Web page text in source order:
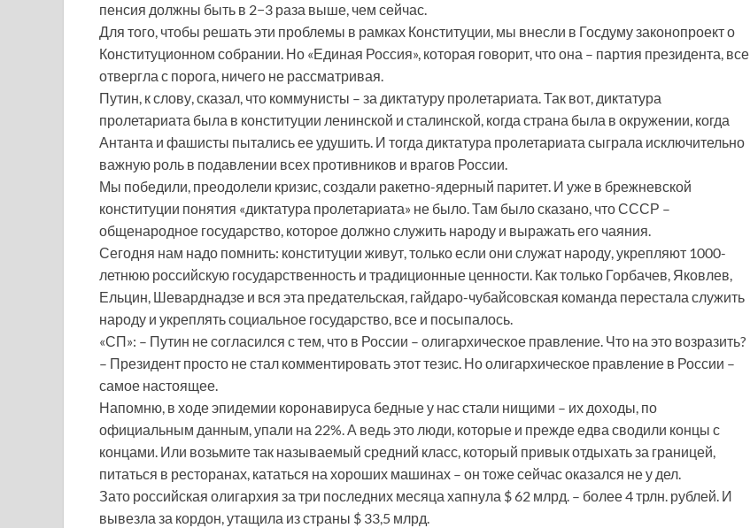
пенсия должны быть в 2−3 раза выше, чем сейчас.
Для того, чтобы решать эти проблемы в рамках Конституции, мы внесли в Госдуму законопроект о
Конституционном собрании. Но «Единая Россия», которая говорит, что она – партия президента, все
отвергла с порога, ничего не рассматривая.
Путин, к слову, сказал, что коммунисты – за диктатуру пролетариата. Так вот, диктатура
пролетариата была в конституции ленинской и сталинской, когда страна была в окружении, когда
Антанта и фашисты пытались ее удушить. И тогда диктатура пролетариата сыграла исключительно
важную роль в подавлении всех противников и врагов России.
Мы победили, преодолели кризис, создали ракетно-ядерный паритет. И уже в брежневской
конституции понятия «диктатура пролетариата» не было. Там было сказано, что СССР –
общенародное государство, которое должно служить народу и выражать его чаяния.
Сегодня нам надо помнить: конституции живут, только если они служат народу, укрепляют 1000-
летнюю российскую государственность и традиционные ценности. Как только Горбачев, Яковлев,
Ельцин, Шеварднадзе и вся эта предательская, гайдаро-чубайсовская команда перестала служить
народу и укреплять социальное государство, все и посыпалось.
«СП»: – Путин не согласился с тем, что в России – олигархическое правление. Что на это возразить?
– Президент просто не стал комментировать этот тезис. Но олигархическое правление в России –
самое настоящее.
Напомню, в ходе эпидемии коронавируса бедные у нас стали нищими – их доходы, по
официальным данным, упали на 22%. А ведь это люди, которые и прежде едва сводили концы с
концами. Или возьмите так называемый средний класс, который привык отдыхать за границей,
питаться в ресторанах, кататься на хороших машинах – он тоже сейчас оказался не у дел.
Зато российская олигархия за три последних месяца хапнула $ 62 млрд. – более 4 трлн. рублей. И
вывезла за кордон, утащила из страны $ 33,5 млрд.